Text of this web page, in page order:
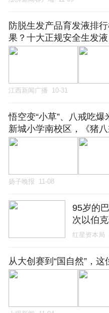
防脱生发产品育发液排
果？十大正规安全生发液
江西新闻广播 10-31
悟空变“小草”、八戒吃
新城小学南校区，《猪
扬子晚报 11-08
95岁的
次以伯
信
红星资本局
从大创赛到“国自然”，